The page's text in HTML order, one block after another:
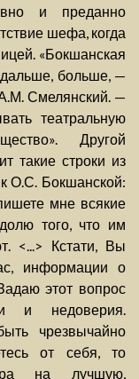
и преданно
шефа, когда
«Бокшанская
больше, —
Смелянский. —
театральную
Другой
такие строки из
О.С. Бокшанской:
мне всякие
того, что им
<...> Кстати, Вы
информации о
этот вопрос
и недоверия.
чрезвычайно
от себя, то
на лучшую,